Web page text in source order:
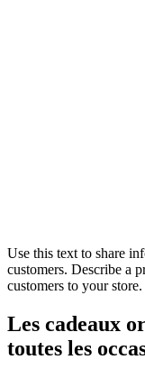
Use this text to share
customers. Describe a
customers to your store.
Les cadeaux
toutes les